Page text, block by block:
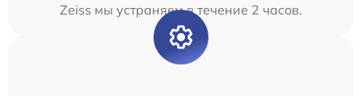
Zeiss мы устраняем в течение 2 часов.